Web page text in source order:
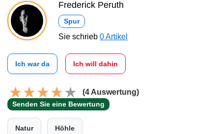
Frederick Peruth
Spur
Sie schrieb 0 Artikel
Ich war da Ich will dahin
(4 Auswertung)
Senden Sie eine Bewertung
Natur Höhle